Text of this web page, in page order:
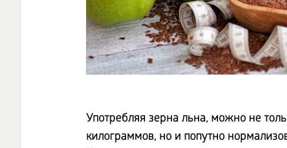
Употребляя зерна льна, можно не
килограммов, но и попутно